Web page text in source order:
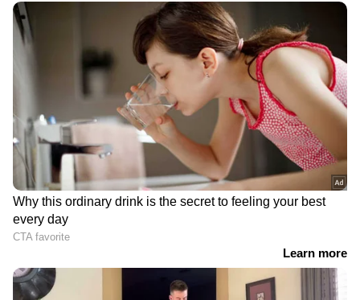
വെടിയേറ്റതിന് ശേഷം മിനയെ ഫ്രെസ്‌നോയിലെ
പ്രാദേശിക മെഡിക്കൽ സെന്‍ററിൽ
ഇന്ത്യയിലെയും ലോകമെമ്പാടുമുള്ള എല്ലാ
International Newsഅറിയാൻ എപ്പോഴും
ഏഷ്യാനെറ്റ് ന്യൂസ് വാർത്തകൾ.Malayalam
Live Newsതത്സമയ അപ്‌ഡേറ്റുകളും
ആഴത്തിലുള്ള വിശകലനവും സമഗ്രമായ
റിപ്പോർട്ടിംഗും — എല്ലാം ഒരൊറ്റ സ്ഥലത്ത്.
ഏത് സമയത്തും, എവിടെയും
വിശ്വസനീയമായ വാർത്തകൾ ലഭിക്കാൻ
Asianet News Malayalam